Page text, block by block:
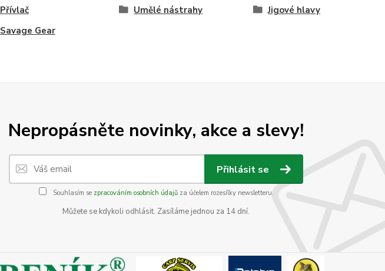
Přívlač Umělé nástrahy Jigové hlavy
Savage Gear
Nepropásněte novinky, akce a slevy!
Přihlásit se
Souhlasím se zpracováním osobních údajůza účelem rozesílky newsletteru.
Můžete se kdykoli odhlásit. Zasíláme jednou za 14 dní.